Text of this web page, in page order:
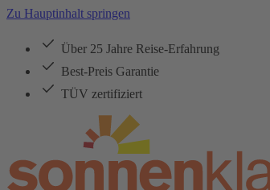
Zu Hauptinhalt springen
Über 25 Jahre Reise-Erfahrung
Best-Preis Garantie
TÜV zertifiziert